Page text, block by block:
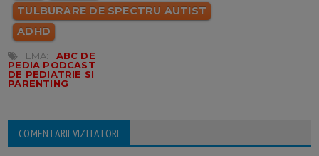
TULBURARE DE SPECTRU AUTIST
ADHD
TEMA:
ABC DE
PEDIA PODCAST
DE PEDIATRIE SI
PARENTING
COMENTARII VIZITATORI